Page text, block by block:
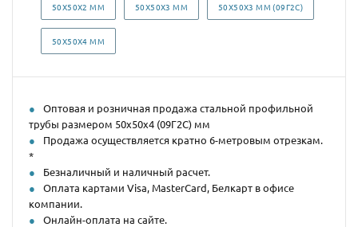
50Х50Х2 ММ 50Х50Х3 ММ 50Х50Х3 ММ (09Г2С)
50Х50Х4 ММ
Оптовая и розничная продажа стальной профильной
трубы размером 50х50х4 (09Г2С) мм
Продажа осуществляется кратно 6-метровым отрезкам.
*
Безналичный и наличный расчет.
Оплата картами Visa, MasterCard, Белкарт в офисе
компании.
Онлайн-оплата на сайте.